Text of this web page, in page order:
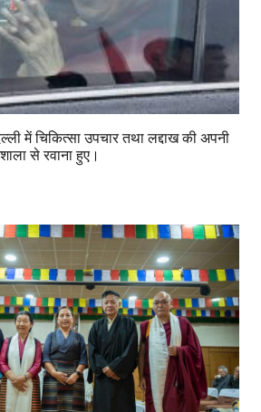
में चिकित्सा उपचार तथा लद्दाख की अपनी
से रवाना हुए।